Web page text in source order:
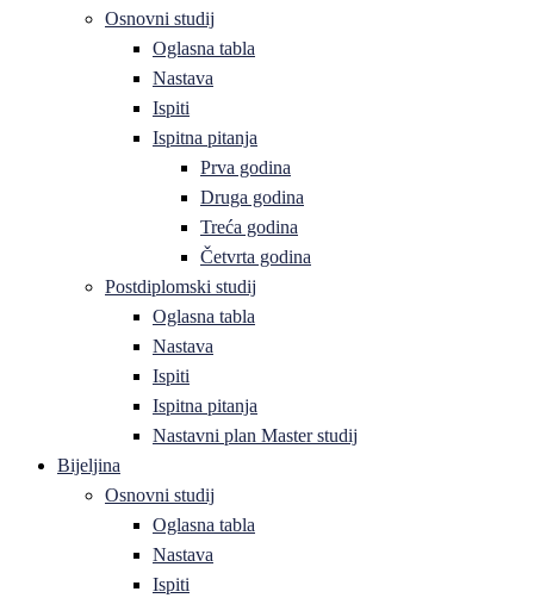
Osnovni studij
Oglasna tabla
Nastava
Ispiti
Ispitna pitanja
Prva godina
Druga godina
Treća godina
Četvrta godina
Postdiplomski studij
Oglasna tabla
Nastava
Ispiti
Ispitna pitanja
Nastavni plan Master studij
Bijeljina
Osnovni studij
Oglasna tabla
Nastava
Ispiti